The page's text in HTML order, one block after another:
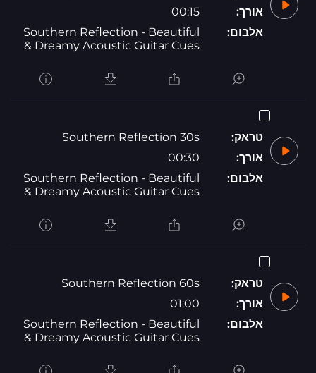
אורך:
00:15
אלבום:
Southern Reflection - Beautiful
& Dreamy Acoustic Guitar Cues
טראק:
Southern Reflection 30s
אורך:
00:30
אלבום:
Southern Reflection - Beautiful
& Dreamy Acoustic Guitar Cues
טראק:
Southern Reflection 60s
אורך:
01:00
אלבום:
Southern Reflection - Beautiful
& Dreamy Acoustic Guitar Cues